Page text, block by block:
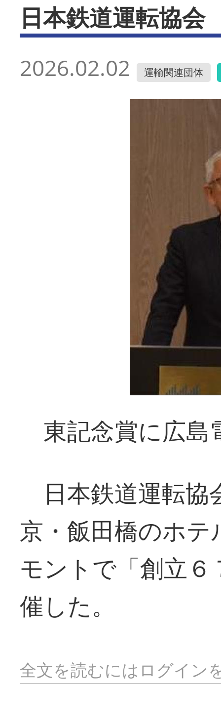
日本鉄道運転協
2026.02.02 運輸関連団体
東記念賞に広島
日本鉄道運転協
京・飯田橋のホ
モントで「創立
催した。
全文を読むにはログイン